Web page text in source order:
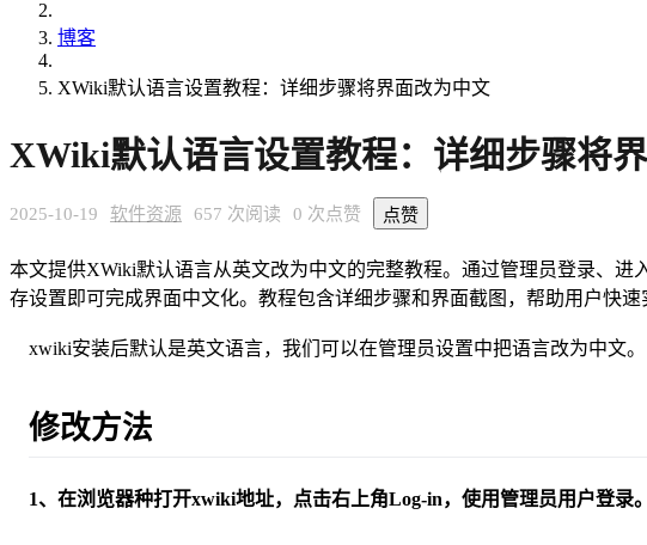
博客
XWiki默认语言设置教程：详细步骤将界面改为中文
XWiki默认语言设置教程：详细步骤将
2025-10-19 软件资源 657 次阅读 0 次点赞 点赞
本文提供XWiki默认语言从英文改为中文的完整教程。通过管理员登录、进
存设置即可完成界面中文化。教程包含详细步骤和界面截图，帮助用户快速
xwiki安装后默认是英文语言，我们可以在管理员设置中把语言改为中文。
修改方法
1、在浏览器种打开xwiki地址，点击右上角Log-in，使用管理员用户登录。